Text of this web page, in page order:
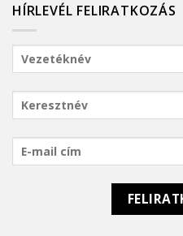
HÍRLEVÉL FELIRATKOZÁS